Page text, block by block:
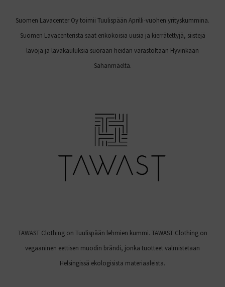
Suomen Lavacenter Oy toimii Tuulispään Aprilli-vuohen yrityskummina.
Suomen Lavacenterista saat erikokoisia uusia ja kierrätettyjä, siistejä
lavoja ja lavakauluksia suoraan heidän varastoltaan Hyvinkään
Sahanmäeltä.
TAWAST Clothing on Tuulispään lehmien kummi. TAWAST Clothing on
vegaaninen eettisen muodin brändi, jonka tuotteet valmistetaan
Helsingissä ekologisista materiaaleista.